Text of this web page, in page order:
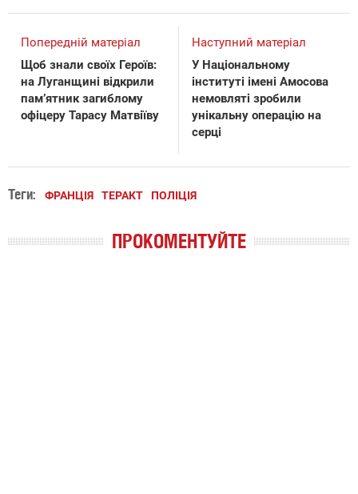
Попередній матеріал
Щоб знали своїх Героїв:
на Луганщині відкрили
пам’ятник загиблому
офіцеру Тарасу Матвіїву
Наступний матеріал
У Національному
інституті імені Амосова
немовляті зробили
унікальну операцію на
серці
Теги: ФРАНЦІЯ ТЕРАКТ ПОЛІЦІЯ
ПРОКОМЕНТУЙТЕ